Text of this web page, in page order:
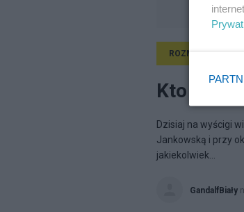
ROZMAITOŚCI
Kto
Dzisiaj na wyścigi
Jankowską i przy
jakiekolwiek...
GandalfBiały